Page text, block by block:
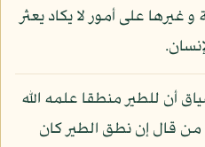
و غيرها على أمور لا يكاد يعثر
أن للطير منطقا علمه الله
قال إن نطق الطير كان